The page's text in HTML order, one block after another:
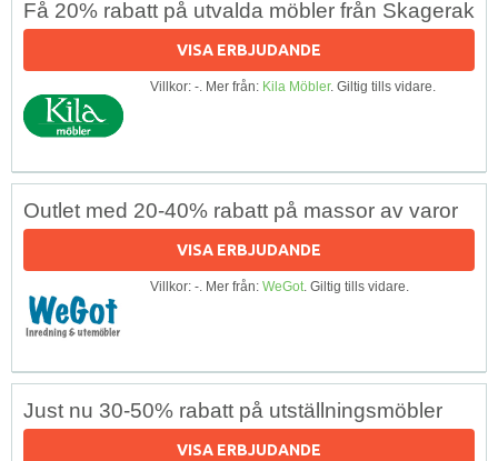
Få 20% rabatt på utvalda möbler från Skagerak
VISA ERBJUDANDE
Villkor: -. Mer från: Kila Möbler. Giltig tills vidare.
Outlet med 20-40% rabatt på massor av varor
VISA ERBJUDANDE
Villkor: -. Mer från: WeGot. Giltig tills vidare.
Just nu 30-50% rabatt på utställningsmöbler
VISA ERBJUDANDE